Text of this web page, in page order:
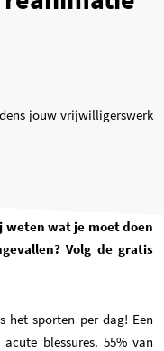
jouw vrijwilligerswerk
weten wat je moet doen
Volg de gratis
het sporten per dag! Een
blessures. 55% van